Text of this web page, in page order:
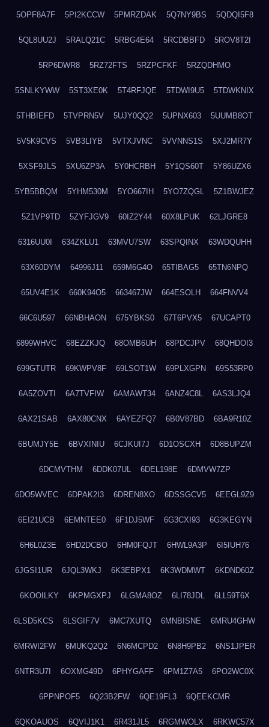
5OPF8A7F 5PI2KCCW 5PMRZDAK 5Q7NY9BS 5QDQI5F8
5QL8UU2J 5RALQ21C 5RBG4E64 5RCDBBFD 5ROV8T2I
5RP6DWR8 5RZ72FTS 5RZPCFKF 5RZQDHMO
5SNLKYWW 5ST3XE0K 5T4RFJQE 5TDWI9U5 5TDWKNIX
5THBIEFD 5TVPRN5V 5UJY0QQ2 5UPNX603 5UUMB8OT
5V5K9CVS 5VB3LIYB 5VTXJVNC 5VVNNS1S 5XJ2MR7Y
5XSF9JLS 5XU6ZP3A 5Y0HCRBH 5Y1QS60T 5Y86UZX6
5YB5BBQM 5YHM530M 5YO667IH 5YO7ZQGL 5Z1BWJEZ
5Z1VP9TD 5ZYFJGV9 60IZ2Y44 60X8LPUK 62LJGRE8
6316UU0I 634ZKLU1 63MVU7SW 63SPQINX 63WDQUHH
63X60DYM 64996J11 659M6G4O 65TIBAG5 65TN6NPQ
65UV4E1K 660K94O5 663467JW 664ESOLH 664FNVV4
66C6U597 66NBHAON 675YBKS0 67T6PVX5 67UCAPT0
6899WHVC 68EZZKJQ 68OMB6UH 68PDCJPV 68QHDOI3
699GTUTR 69KWPV8F 69LSOT1W 69PLXGPN 69S53RP0
6A5ZOVTI 6A7TVFIW 6AMAWT34 6ANZ4C8L 6AS3LJQ4
6AX21SAB 6AX80CNX 6AYEZFQ7 6B0V87BD 6BA9R10Z
6BUMJY5E 6BVXINIU 6CJKUI7J 6D1OSCXH 6D8BUPZM
6DCMVTHM 6DDK07UL 6DEL198E 6DMVW7ZP
6DO5WVEC 6DPAK2I3 6DREN8XO 6DSSGCV5 6EEGL9Z9
6EI21UCB 6EMNTEE0 6F1DJ5WF 6G3CXI93 6G3KEGYN
6H6L0Z3E 6HD2DCBO 6HM0FQJT 6HWL9A3P 6I5IUH76
6JGSI1UR 6JQL3WKJ 6K3EBPX1 6K3WDMWT 6KDND60Z
6KOOILKY 6KPMGXPJ 6LGMA8OZ 6LI78JDL 6LL59T6X
6LSD5KCS 6LSGIF7V 6MC7XUTQ 6MNBISNE 6MRU4GHW
6MRWI2FW 6MUKQ2Q2 6N6MCPD2 6N8H9PB2 6NS1JPER
6NTR3U7I 6OXMG49D 6PHYGAFF 6PM1Z7A5 6PO2WC0X
6PPNPOF5 6Q23B2FW 6QE19FL3 6QEEKCMR
6QKOAUOS 6QVIJ1K1 6R431JL5 6RGMWOLX 6RKWC57X